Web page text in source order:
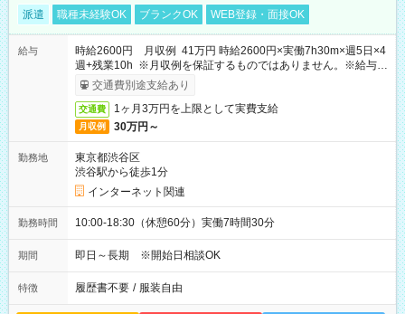
派遣 職種未経験OK ブランクOK WEB登録・面接OK
給与
時給2600円 月収例 41万円 時給2600円×実働7h30m×週5日×4
週+残業10h ※月収例を保証するものではありません。※給与即
受取りサービス利用可（利用条件有）
交通費別途支給あり
交通費 1ヶ月3万円を上限として実費支給
月収例 30万円～
勤務地
東京都渋谷区
渋谷駅から徒歩1分
インターネット関連
勤務時間 10:00-18:30（休憩60分）実働7時間30分
期間 即日～長期 ※開始日相談OK
特徴 履歴書不要 / 服装自由